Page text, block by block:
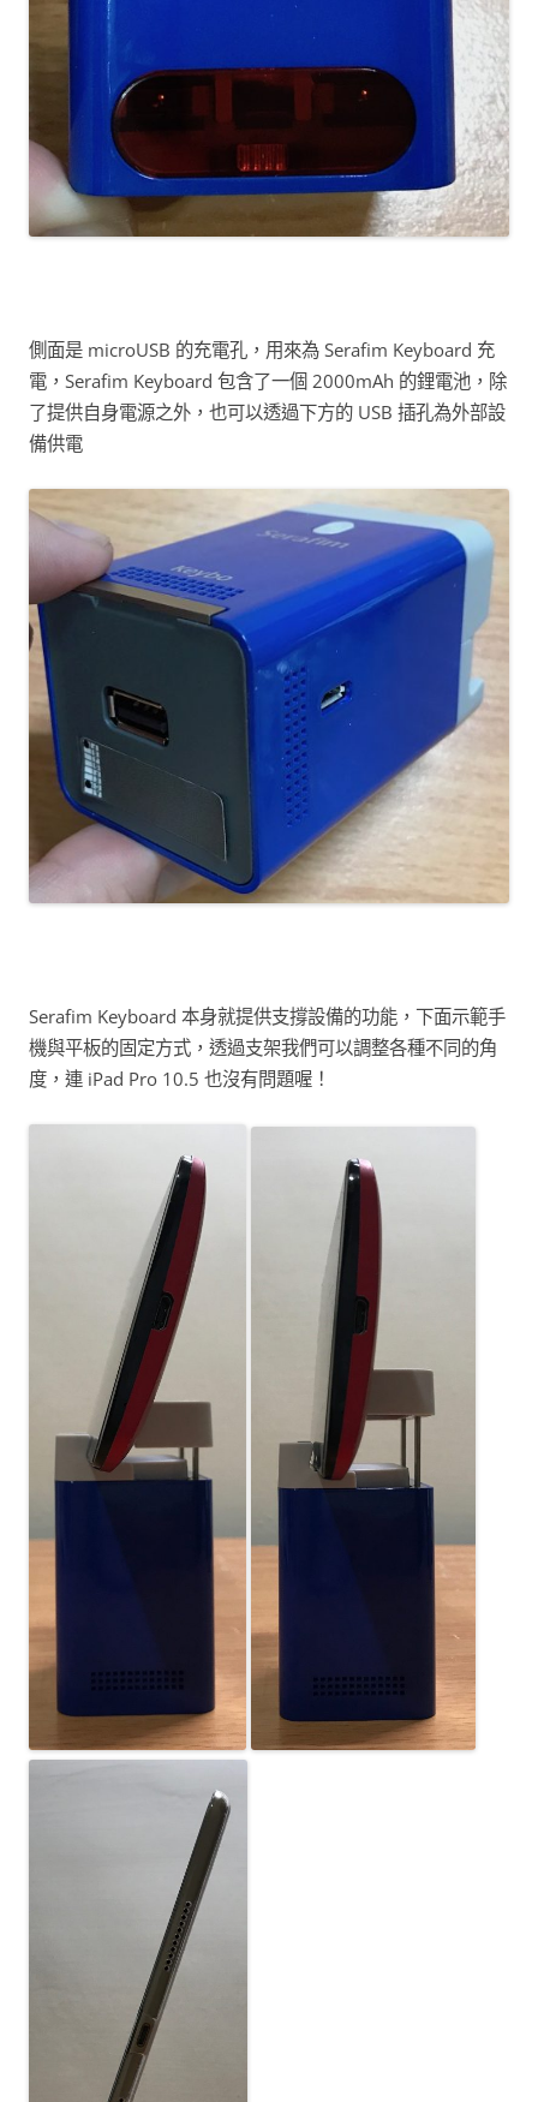
側面是 microUSB 的充電孔，用來為 Serafim Keyboard 充
電，Serafim Keyboard 包含了一個 2000mAh 的鋰電池，除
了提供自身電源之外，也可以透過下方的 USB 插孔為外部設
備供電
Serafim Keyboard 本身就提供支撐設備的功能，下面示範手
機與平板的固定方式，透過支架我們可以調整各種不同的角
度，連 iPad Pro 10.5 也沒有問題喔！